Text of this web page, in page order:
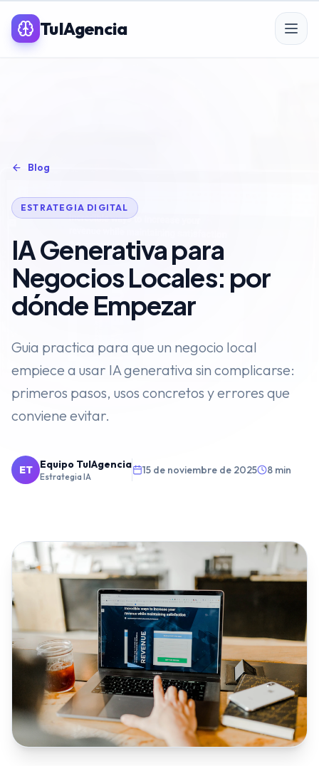
TuIAgencia
SEO para eCommerce
Linkbuilding & PR
Auditoría SEO
⭐️Agentes de IA
Embudos de Venta
Diseño y Desarrollo Web
SECTORES
Inmobiliarias Restaurantes y Hostelería
Clínicas Dentales Gimnasios y Fitness
Talleres y Concesionarios Estética y Wellness
Blog
ESTRATEGIA DIGITAL
IA Generativa para
Negocios Locales: por
dónde Empezar
Guia practica para que un negocio local
empiece a usar IA generativa sin complicarse:
primeros pasos, usos concretos y errores que
conviene evitar.
ET Equipo TuIAgencia
Estrategia IA
15 de noviembre de 2025 8 min